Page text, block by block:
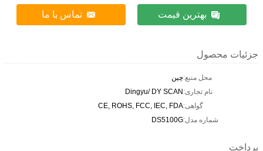
بهترین قیمت تماس با ما
جزئیات محصول
محل منبع:چین
نام تجاری:Dingyu/ DY SCAN
گواهی:CE, ROHS, FCC, IEC, FDA
شماره مدل:DS5100G
پرداخت